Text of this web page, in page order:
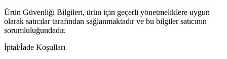
Ürün Güvenliği Bilgileri, ürün için geçerli yönetmeliklere uygun
olarak satıcılar tarafından sağlanmaktadır ve bu bilgiler satıcının
sorumluluğundadır.
İptal/İade Koşulları